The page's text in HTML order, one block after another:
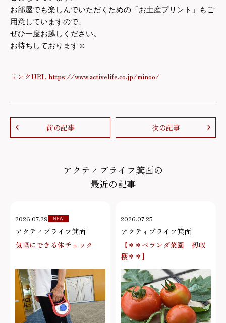
お部屋でも楽しんでいただくための「お土産プリント」もご
用意していますので、
ぜひ一度お越しください。
お待ちしております ☺
リンクURL https://www.activelife.co.jp/minoo/
前の記事 次の記事
アクティブライフ箕面の
最近の記事
2026.07.29 NEW
アクティブライフ箕面
気軽にできる体チェック
2026.07.25
アクティブライフ箕面
【＊＊ベランダ菜園 初収
穫＊＊】